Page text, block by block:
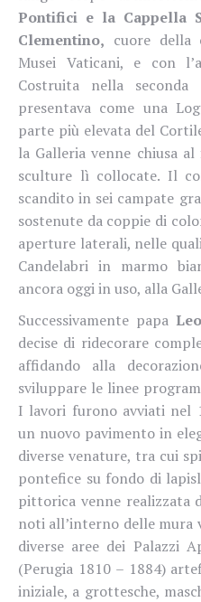
Pontifici e la Cappella
Clementino, cuore della
Musei Vaticani, e con
Costruita nella
presentava come una
parte più elevata del
la Galleria venne chiusa
sculture lì collocate. Il
scandito in sei campate
sostenute da coppie di
aperture laterali, nelle
Candelabri in marmo
ancora oggi in uso, alla
Successivamente papa
decise di ridecorare
affidando alla
sviluppare le linee
I lavori furono avviati nel
un nuovo pavimento in
diverse venature, tra cui
pontefice su fondo di
pittorica venne realizzata
noti all’interno delle mura
diverse aree dei Palazzi
(Perugia 1810 – 1884)
iniziale, a grottesche,